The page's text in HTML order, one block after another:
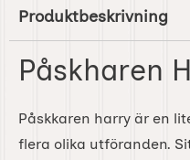
Produktbeskrivning
Påskharen
Påskkaren harry är en
flera olika utföranden.